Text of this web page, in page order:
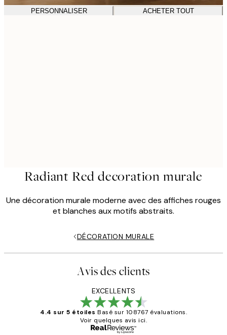
PERSONNALISER ACHETER TOUT
Radiant Red decoration murale
Une décoration murale moderne avec des affiches rouges
et blanches aux motifs abstraits.
DÉCORATION MURALE
Avis des clients
EXCELLENTS
4.4 sur 5 étoiles Basé sur 108767 évaluations.
Voir quelques avis ici.